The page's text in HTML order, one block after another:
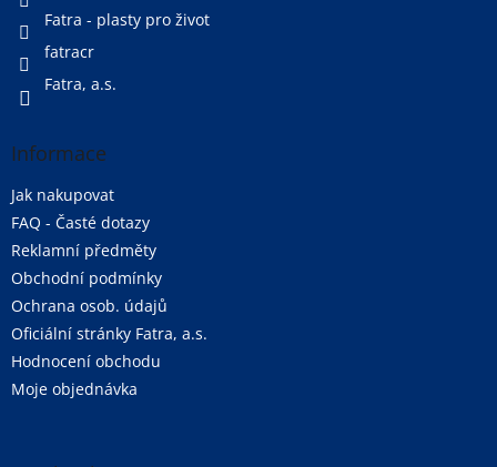
Fatra - plasty pro život
fatracr
Fatra, a.s.
Informace
Jak nakupovat
FAQ - Časté dotazy
Reklamní předměty
Obchodní podmínky
Ochrana osob. údajů
Oficiální stránky Fatra, a.s.
Hodnocení obchodu
Moje objednávka